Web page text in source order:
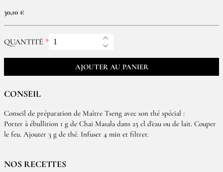
30,10 €
QUANTITÉ
AJOUTER AU PANIER
CONSEIL
Conseil de préparation de Maître Tseng avec son thé spécial :
Porter à ébullition 1 g de Chai Masala dans 25 cl d’eau ou de lait. Couper
le feu. Ajouter 3 g de thé. Infuser 4 min et filtrer.
NOS RECETTES